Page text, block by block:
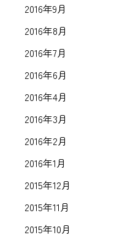
2016年9月
2016年8月
2016年7月
2016年6月
2016年4月
2016年3月
2016年2月
2016年1月
2015年12月
2015年11月
2015年10月